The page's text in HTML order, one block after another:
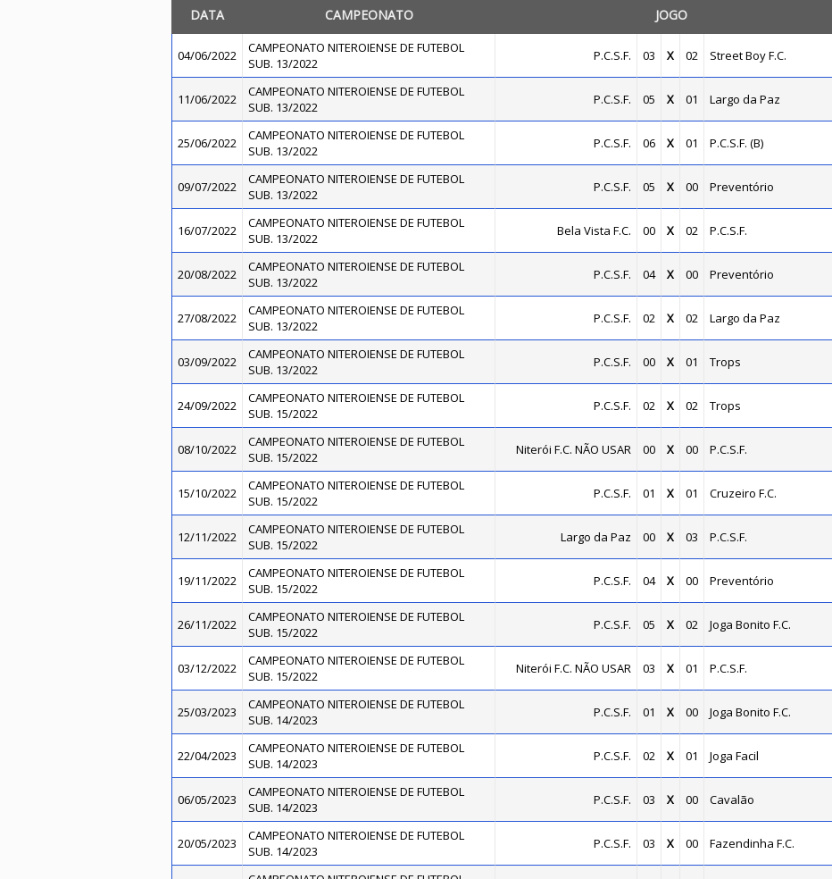
DATA CAMPEONATO JOGO
04/06/2022
CAMPEONATO NITEROIENSE DE FUTEBOL
SUB. 13/2022
P.C.S.F. 03 X 02 Street Boy F.C.
11/06/2022
CAMPEONATO NITEROIENSE DE FUTEBOL
SUB. 13/2022
P.C.S.F. 05 X 01 Largo da Paz
25/06/2022
CAMPEONATO NITEROIENSE DE FUTEBOL
SUB. 13/2022
P.C.S.F. 06 X 01 P.C.S.F. (B)
09/07/2022
CAMPEONATO NITEROIENSE DE FUTEBOL
SUB. 13/2022
P.C.S.F. 05 X 00 Preventório
16/07/2022
CAMPEONATO NITEROIENSE DE FUTEBOL
SUB. 13/2022
Bela Vista F.C. 00 X 02 P.C.S.F.
20/08/2022
CAMPEONATO NITEROIENSE DE FUTEBOL
SUB. 13/2022
P.C.S.F. 04 X 00 Preventório
27/08/2022
CAMPEONATO NITEROIENSE DE FUTEBOL
SUB. 13/2022
P.C.S.F. 02 X 02 Largo da Paz
03/09/2022
CAMPEONATO NITEROIENSE DE FUTEBOL
SUB. 13/2022
P.C.S.F. 00 X 01 Trops
24/09/2022
CAMPEONATO NITEROIENSE DE FUTEBOL
SUB. 15/2022
P.C.S.F. 02 X 02 Trops
08/10/2022
CAMPEONATO NITEROIENSE DE FUTEBOL
SUB. 15/2022
Niterói F.C. NÃO USAR 00 X 00 P.C.S.F.
15/10/2022
CAMPEONATO NITEROIENSE DE FUTEBOL
SUB. 15/2022
P.C.S.F. 01 X 01 Cruzeiro F.C.
12/11/2022
CAMPEONATO NITEROIENSE DE FUTEBOL
SUB. 15/2022
Largo da Paz 00 X 03 P.C.S.F.
19/11/2022
CAMPEONATO NITEROIENSE DE FUTEBOL
SUB. 15/2022
P.C.S.F. 04 X 00 Preventório
26/11/2022
CAMPEONATO NITEROIENSE DE FUTEBOL
SUB. 15/2022
P.C.S.F. 05 X 02 Joga Bonito F.C.
03/12/2022
CAMPEONATO NITEROIENSE DE FUTEBOL
SUB. 15/2022
Niterói F.C. NÃO USAR 03 X 01 P.C.S.F.
25/03/2023
CAMPEONATO NITEROIENSE DE FUTEBOL
SUB. 14/2023
P.C.S.F. 01 X 00 Joga Bonito F.C.
22/04/2023
CAMPEONATO NITEROIENSE DE FUTEBOL
SUB. 14/2023
P.C.S.F. 02 X 01 Joga Facil
06/05/2023
CAMPEONATO NITEROIENSE DE FUTEBOL
SUB. 14/2023
P.C.S.F. 03 X 00 Cavalão
20/05/2023
CAMPEONATO NITEROIENSE DE FUTEBOL
SUB. 14/2023
P.C.S.F. 03 X 00 Fazendinha F.C.